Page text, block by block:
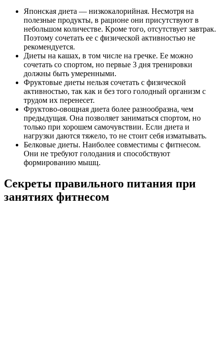
Японская диета — низкокалорийная. Несмотря на
полезные продукты, в рационе они присутствуют в
небольшом количестве. Кроме того, отсутствует завтрак.
Поэтому сочетать ее с физической активностью не
рекомендуется.
Диеты на кашах, в том числе на гречке. Ее можно
сочетать со спортом, но первые 3 дня тренировки
должны быть умеренными.
Фруктовые диеты нельзя сочетать с физической
активностью, так как и без того голодный организм с
трудом их перенесет.
Фруктово-овощная диета более разнообразна, чем
предыдущая. Она позволяет заниматься спортом, но
только при хорошем самочувствии. Если диета и
нагрузки даются тяжело, то не стоит себя изматывать.
Белковые диеты. Наиболее совместимы с фитнесом.
Они не требуют голодания и способствуют
формированию мышц.
Секреты правильного питания при
занятиях фитнесом